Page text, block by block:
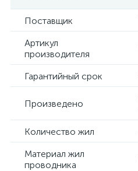
Поставщик
Артикул
производителя
Гарантийный срок
Произведено
Количество жил
Материал жил
проводника